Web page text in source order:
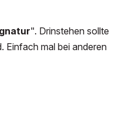
". Drinstehen sollte
Einfach mal bei anderen